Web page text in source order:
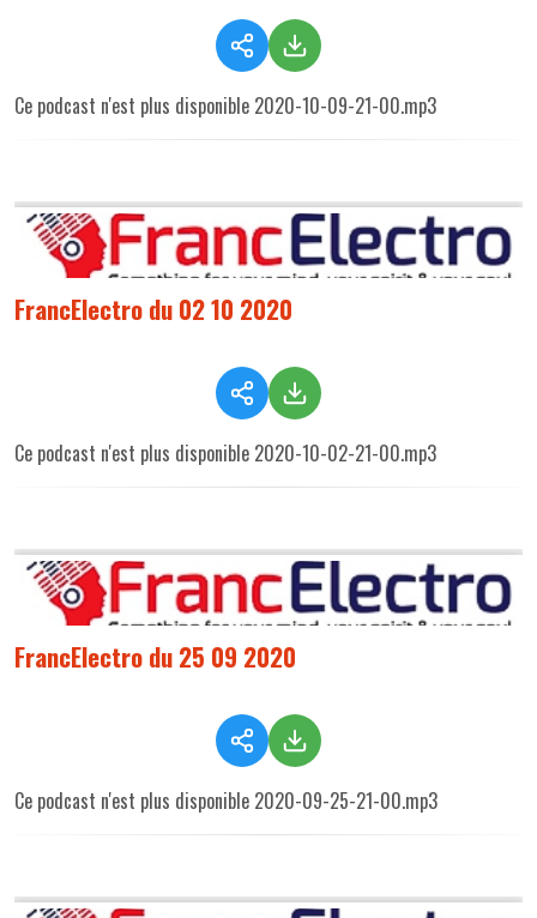
Ce podcast n'est plus disponible 2020-10-09-21-00.mp3
FrancElectro du 02 10 2020
Ce podcast n'est plus disponible 2020-10-02-21-00.mp3
FrancElectro du 25 09 2020
Ce podcast n'est plus disponible 2020-09-25-21-00.mp3